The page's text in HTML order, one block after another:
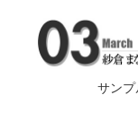
サン